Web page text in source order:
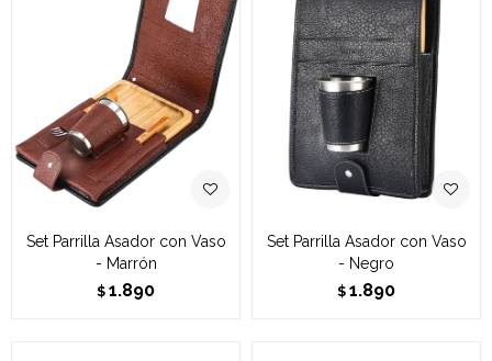
Set Parrilla Asador con Vaso
- Marrón
$ 1.890
Set Parrilla Asador con Vaso
- Negro
$ 1.890